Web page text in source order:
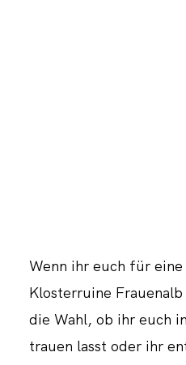
Wenn ihr euch für
Klosterruine
die Wahl, ob ihr euch
trauen lasst oder ihr